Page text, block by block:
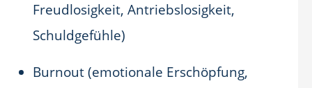
Freudlosigkeit, Antriebslosigkeit,
Schuldgefühle)
Burnout (emotionale Erschöpfung,